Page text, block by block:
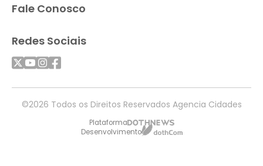
Fale Conosco
Redes Sociais
©2026 Todos os Direitos Reservados Agencia Cidades
Plataforma
Desenvolvimento